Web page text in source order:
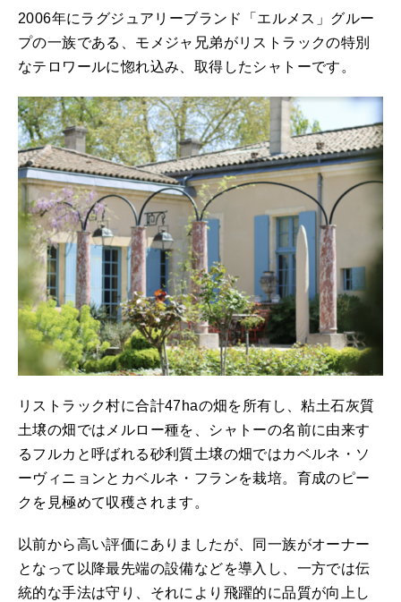
2006年にラグジュアリーブランド「エルメス」グルー
プの一族である、モメジャ兄弟がリストラックの特別
なテロワールに惚れ込み、取得したシャトーです。
リストラック村に合計47haの畑を所有し、粘土石灰質
土壌の畑ではメルロー種を、シャトーの名前に由来す
るフルカと呼ばれる砂利質土壌の畑ではカベルネ・ソ
ーヴィニョンとカベルネ・フランを栽培。育成のピー
クを見極めて収穫されます。
以前から高い評価にありましたが、同一族がオーナー
となって以降最先端の設備などを導入し、一方では伝
統的な手法は守り、それにより飛躍的に品質が向上し